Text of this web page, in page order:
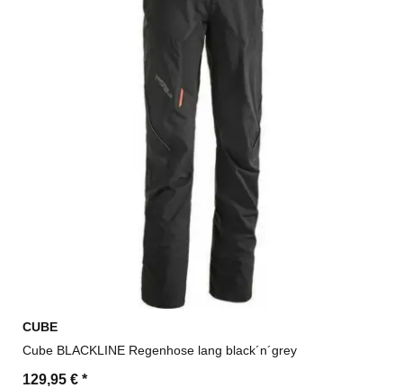
CUBE
Cube BLACKLINE Regenhose lang black´n´grey
129,95 € *